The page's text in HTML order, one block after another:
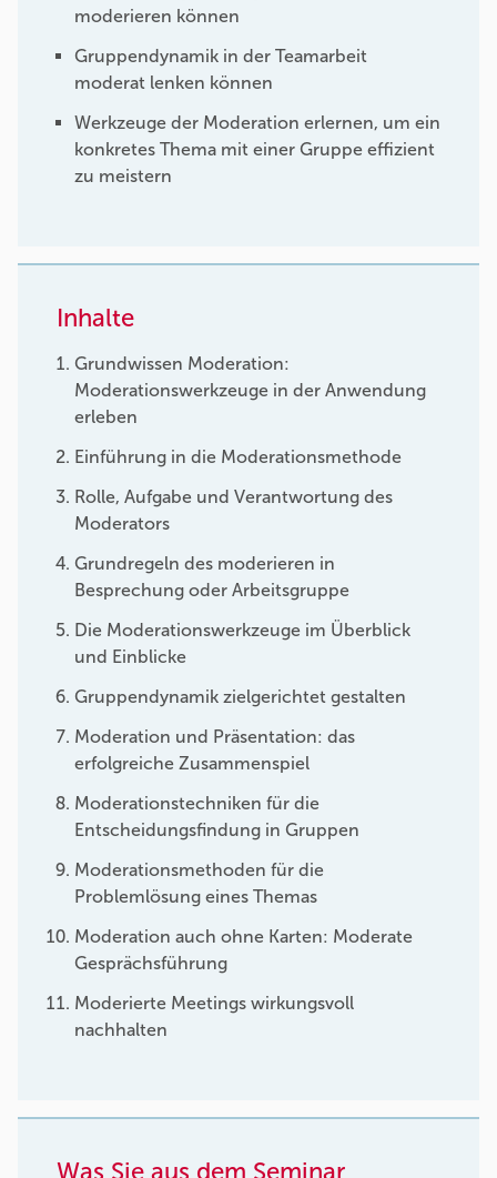
moderieren können
Gruppendynamik in der Teamarbeit
moderat lenken können
Werkzeuge der Moderation erlernen, um ein
konkretes Thema mit einer Gruppe effizient
zu meistern
Inhalte
Grundwissen Moderation:
Moderationswerkzeuge in der Anwendung
erleben
Einführung in die Moderationsmethode
Rolle, Aufgabe und Verantwortung des
Moderators
Grundregeln des moderieren in
Besprechung oder Arbeitsgruppe
Die Moderationswerkzeuge im Überblick
und Einblicke
Gruppendynamik zielgerichtet gestalten
Moderation und Präsentation: das
erfolgreiche Zusammenspiel
Moderationstechniken für die
Entscheidungsfindung in Gruppen
Moderationsmethoden für die
Problemlösung eines Themas
Moderation auch ohne Karten: Moderate
Gesprächsführung
Moderierte Meetings wirkungsvoll
nachhalten
Was Sie aus dem Seminar